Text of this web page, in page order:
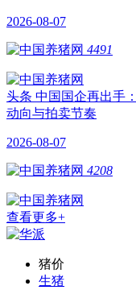
2026-08-07
4491
头条 中国国企再出手
动向与拍卖节奏
2026-08-07
4208
查看更多+
猪价
生猪